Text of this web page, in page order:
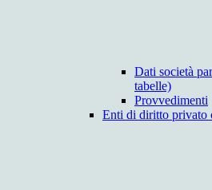
Dati società
tabelle)
Provvedimenti
Enti di diritto privato